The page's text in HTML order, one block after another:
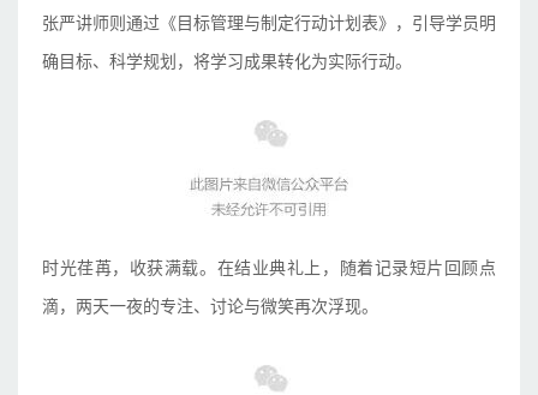
张严讲师则通过《目标管理与制定行动计划表》，引导学员明
确目标、科学规划，将学习成果转化为实际行动。
时光荏苒，收获满载。在结业典礼上，随着记录短片回顾点
滴，两天一夜的专注、讨论与微笑再次浮现。